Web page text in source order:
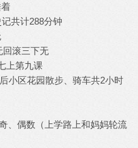
共计288分钟
回滚三下无
上第九课
小区花园散步、骑车共2小时
、偶数（上学路上和妈妈轮流